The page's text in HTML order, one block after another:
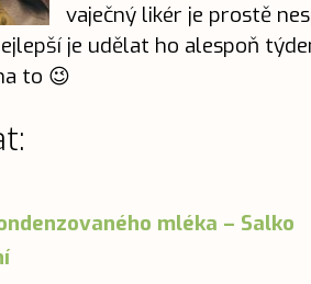
vaječný likér je prostě
je udělat ho alespoň
to 😉
mléka – Salko